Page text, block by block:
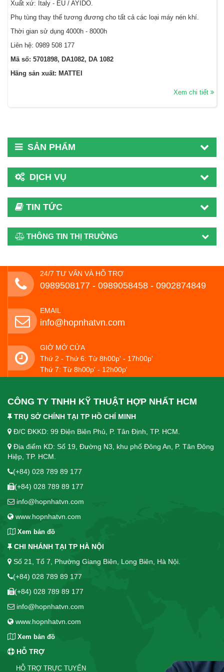
Xuất xứ: Italy - EU / AYIDO.
Phụ tùng thay thế tương đương cho tất cả các loại máy nén khí.
Thời gian sử dụng 4000h - 8000h
Liên hệ: 0989 508 177
Mã số: 5701898, DA1082, DA 1082
Hãng sản xuất: MATTEI
Xem chi tiết
SẢN PHẨM
DỊCH VỤ
TIN TỨC
THÔNG TIN THỊ TRƯỜNG
24/7 TƯ VẤN VÀ HỖ TRỢ
0989508177 - ‭0989058458‬ - 0902874849
EMAIL
info@hopnhatvn.com
GIỜ MỞ CỬA
Thứ 2 - Thứ 6: Từ 8h00p' - 17h00p'
Thứ 7: Từ 8h00p' - 12h00p'
CÔNG TY TNHH KỸ THUẬT HỢP NHẤT HCM
TRỤ SỞ CHÍNH TẠI TP HỒ CHÍ MINH
Đ/C ĐKKD: 99 Điện Biên Phủ, P. Tân Định, TP. HCM.
Địa điểm KD: Số 19, Đường N3, khu phố Đông An, P. Tân Đông
Hiệp, TP. HCM.
(+84) 028 789 89 177
(+84) 028 789 89 177
info@hopnhatvn.com
www.hopnhatvn.com
Xem bản đồ
CHI NHÁNH TẠI TP HÀ NỘI
Số 21, Tổ 7, Phường Giang Biên, Long Biên, Hà Nội.
(+84) 028 789 89 177
(+84) 028 789 89 177
info@hopnhatvn.com
www.hopnhatvn.com
Xem bản đồ
HỖ TRỢ
HỖ TRỢ TRỰC TUYẾN